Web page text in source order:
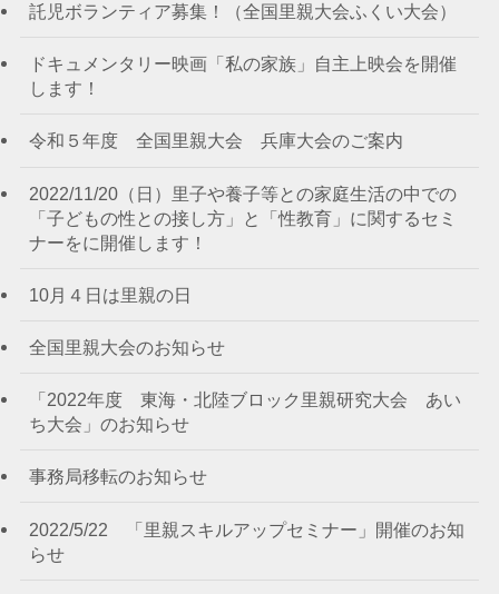
託児ボランティア募集！（全国里親大会ふくい大会）
ドキュメンタリー映画「私の家族」自主上映会を開催
します！
令和５年度 全国里親大会 兵庫大会のご案内
2022/11/20（日）里子や養子等との家庭生活の中での
「子どもの性との接し方」と「性教育」に関するセミ
ナーをに開催します！
10月４日は里親の日
全国里親大会のお知らせ
「2022年度 東海・北陸ブロック里親研究大会 あい
ち大会」のお知らせ
事務局移転のお知らせ
2022/5/22 「里親スキルアップセミナー」開催のお知
らせ